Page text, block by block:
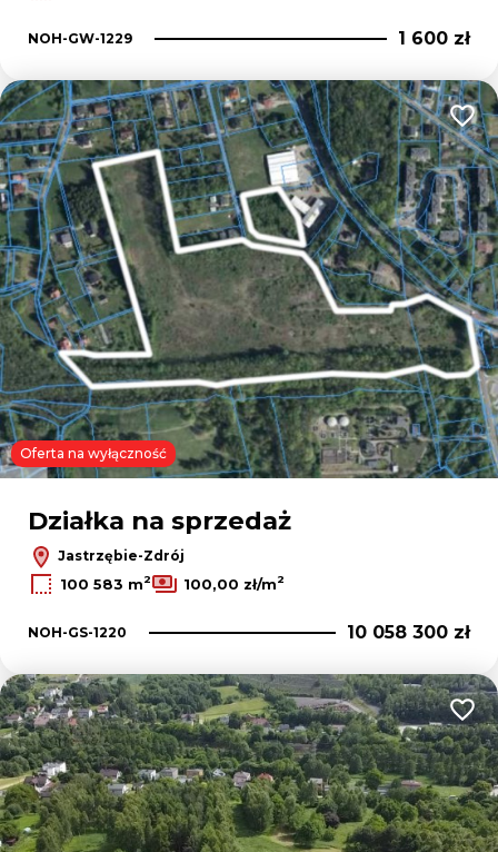
NOH-GW-1229 1 600 zł
Oferta na wyłączność
Działka na sprzedaż
Jastrzębie-Zdrój
100 583 m2 100,00 zł/m2
NOH-GS-1220 10 058 300 zł